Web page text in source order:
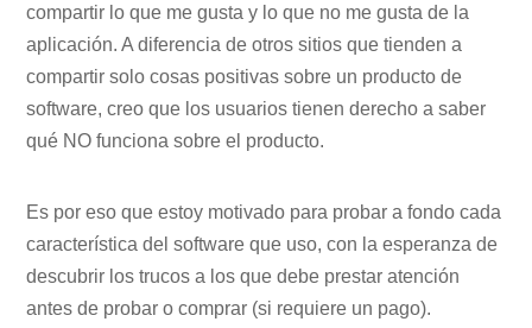
compartir lo que me gusta y lo que no me gusta de la
aplicación. A diferencia de otros sitios que tienden a
compartir solo cosas positivas sobre un producto de
software, creo que los usuarios tienen derecho a saber
qué NO funciona sobre el producto.
Es por eso que estoy motivado para probar a fondo cada
característica del software que uso, con la esperanza de
descubrir los trucos a los que debe prestar atención
antes de probar o comprar (si requiere un pago).